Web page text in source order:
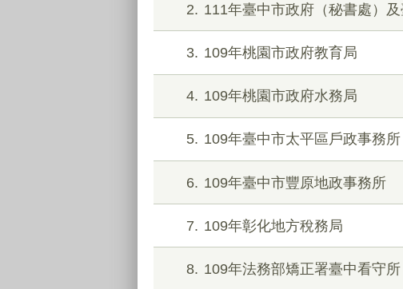
2 111年臺中市政府（秘書處）
3 109年桃園市政府教育局
4 109年桃園市政府水務局
5 109年臺中市太平區戶政事務所
6 109年臺中市豐原地政事務所
7 109年彰化地方稅務局
8 109年法務部矯正署臺中看守所